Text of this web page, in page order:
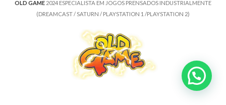
OLD GAME 2024 ESPECIALISTA EM JOGOS PRENSADOS INDUSTRIALMENTE
(DREAMCAST / SATURN / PLAYSTATION 1 /PLAYSTATION 2)